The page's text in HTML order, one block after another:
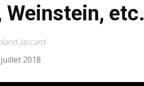
etc.
Jaccard
2018